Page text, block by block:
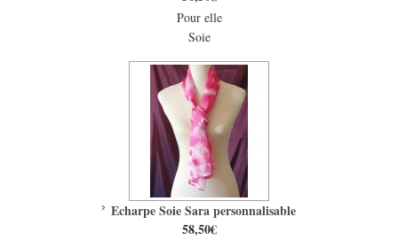
Pour elle
Soie
Echarpe Soie Sara personnalisable
58,50€